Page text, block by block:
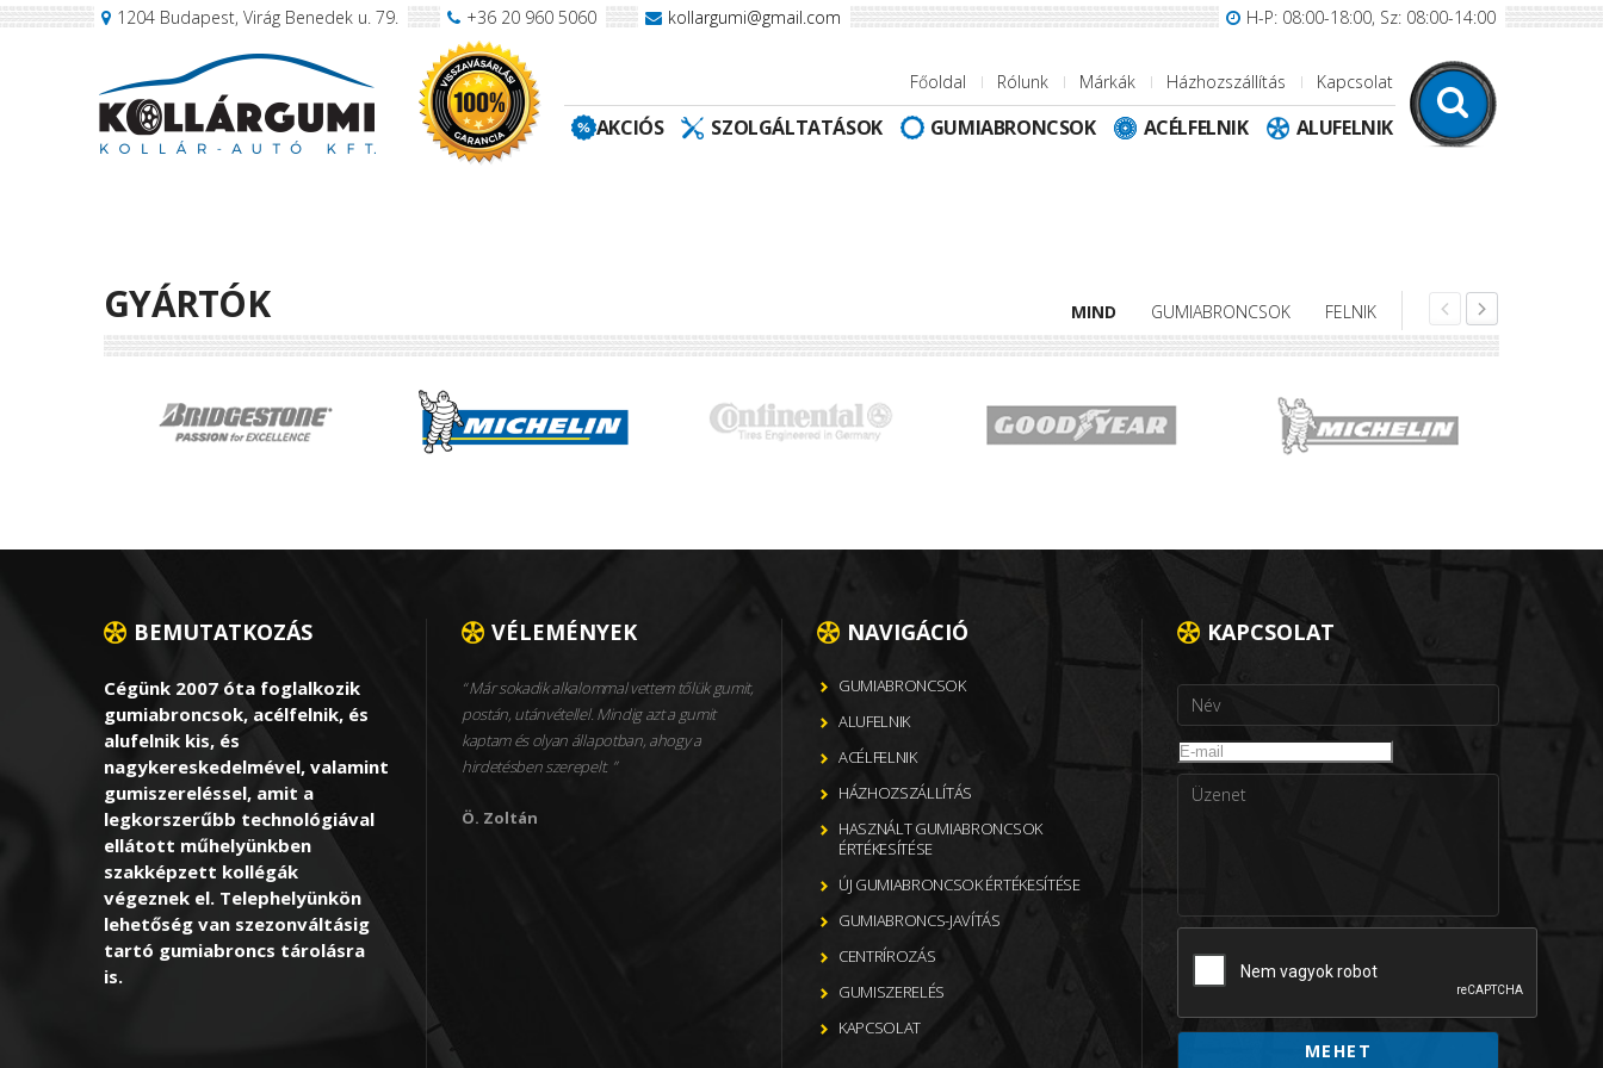
1204 Budapest, Virág Benedek u. 79. +36 20 960 5060 kollargumi@gmail.com H-P: 08:00-18:00, Sz: 08:00-14:00
Főoldal Rólunk Márkák Házhozszállítás Kapcsolat
AKCIÓS SZOLGÁLTATÁSOK GUMIABRONCSOK ACÉLFELNIK ALUFELNIK
GYÁRTÓK MIND GUMIABRONCSOK FELNIK
BEMUTATKOZÁS
Cégünk 2007 óta foglalkozik
gumiabroncsok, acélfelnik, és
alufelnik kis, és
nagykereskedelmével, valamint
gumiszereléssel, amit a
legkorszerűbb technológiával
ellátott műhelyünkben
szakképzett kollégák
végeznek el. Telephelyünkön
lehetőség van szezonváltásig
tartó gumiabroncs tárolásra
is.
VÉLEMÉNYEK
Már sokadik alkalommal vettem tőlük gumit,
postán, utánvétellel. Mindig azt a gumit
kaptam és olyan állapotban, ahogy a
hirdetésben szerepelt.
Ö. Zoltán
NAVIGÁCIÓ
GUMIABRONCSOK
ALUFELNIK
ACÉLFELNIK
HÁZHOZSZÁLLÍTÁS
HASZNÁLT GUMIABRONCSOK
ÉRTÉKESÍTÉSE
ÚJ GUMIABRONCSOK ÉRTÉKESÍTÉSE
GUMIABRONCS-JAVÍTÁS
CENTRÍROZÁS
GUMISZERELÉS
KAPCSOLAT
KAPCSOLAT